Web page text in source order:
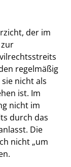
der im
regelmäßig
nicht als
ist. Im
nicht im
durch das
Die
nicht „um